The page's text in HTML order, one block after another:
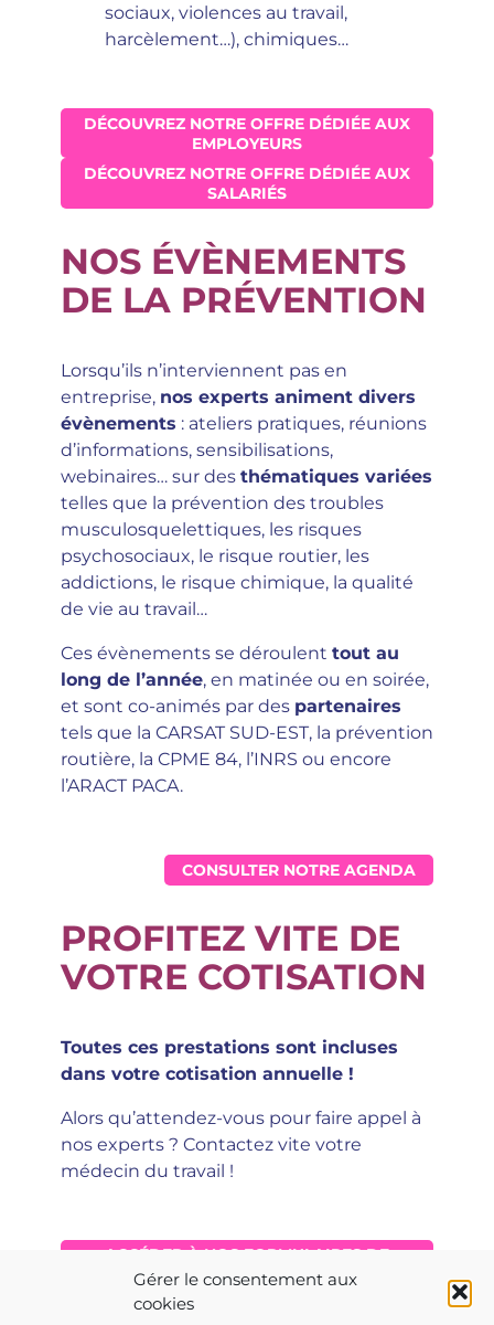
Gérer le consentement aux
cookies
sociaux, violences au travail,
harcèlement…), chimiques…
DÉCOUVREZ NOTRE OFFRE DÉDIÉE AUX
EMPLOYEURS
DÉCOUVREZ NOTRE OFFRE DÉDIÉE AUX
SALARIÉS
NOS ÉVÈNEMENTS
DE LA PRÉVENTION
Lorsqu’ils n’interviennent pas en
entreprise, nos experts animent divers
évènements : ateliers pratiques, réunions
d’informations, sensibilisations,
webinaires… sur des thématiques variées
telles que la prévention des troubles
musculosquelettiques, les risques
psychosociaux, le risque routier, les
addictions, le risque chimique, la qualité
de vie au travail…
Ces évènements se déroulent tout au
long de l’année, en matinée ou en soirée,
et sont co-animés par des partenaires
tels que la CARSAT SUD-EST, la prévention
routière, la CPME 84, l’INRS ou encore
l’ARACT PACA.
CONSULTER NOTRE AGENDA
PROFITEZ VITE DE
VOTRE COTISATION
Toutes ces prestations sont incluses
dans votre cotisation annuelle !
Alors qu’attendez-vous pour faire appel à
nos experts ? Contactez vite votre
médecin du travail !
ACCÉDER À NOS FORMULAIRES DE
CONTACT